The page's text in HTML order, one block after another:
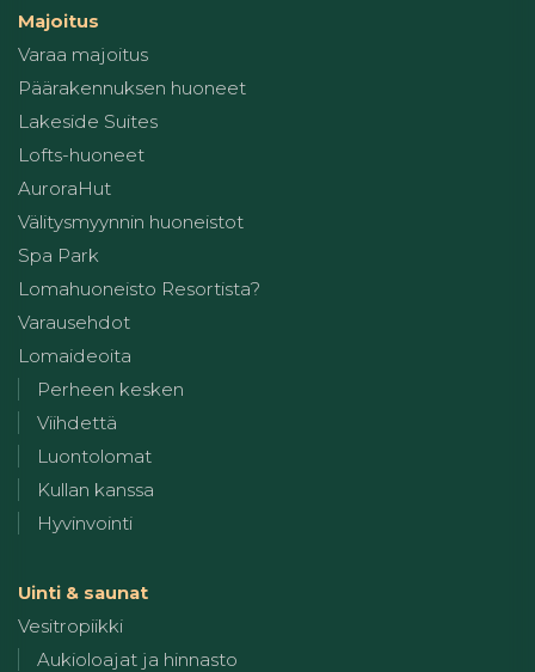
Majoitus
Varaa majoitus
Päärakennuksen huoneet
Lakeside Suites
Lofts-huoneet
AuroraHut
Välitysmyynnin huoneistot
Spa Park
Lomahuoneisto Resortista?
Varausehdot
Lomaideoita
Perheen kesken
Viihdettä
Luontolomat
Kullan kanssa
Hyvinvointi
Uinti & saunat
Vesitropiikki
Aukioloajat ja hinnasto